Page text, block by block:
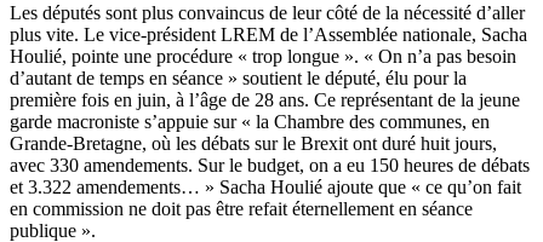
Les députés sont plus convaincus de leur côté de la nécessité d’aller
plus vite. Le vice-président LREM de l’Assemblée nationale, Sacha
Houlié, pointe une procédure « trop longue ». « On n’a pas besoin
d’autant de temps en séance » soutient le député, élu pour la
première fois en juin, à l’âge de 28 ans. Ce représentant de la jeune
garde macroniste s’appuie sur « la Chambre des communes, en
Grande-Bretagne, où les débats sur le Brexit ont duré huit jours,
avec 330 amendements. Sur le budget, on a eu 150 heures de débats
et 3.322 amendements… » Sacha Houlié ajoute que « ce qu’on fait
en commission ne doit pas être refait éternellement en séance
publique ».